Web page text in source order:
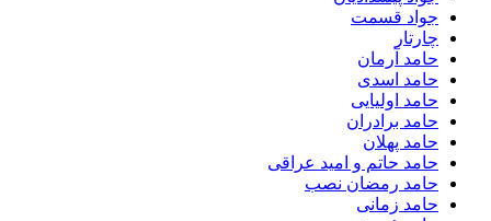
جواد قسمت
چارتار
حامد آرمان
حامد اسدی
حامد اولیایی
حامد برادران
حامد پهلان
حامد حاتم و امید عراقی
حامد رمضان نصب
حامد زمانی